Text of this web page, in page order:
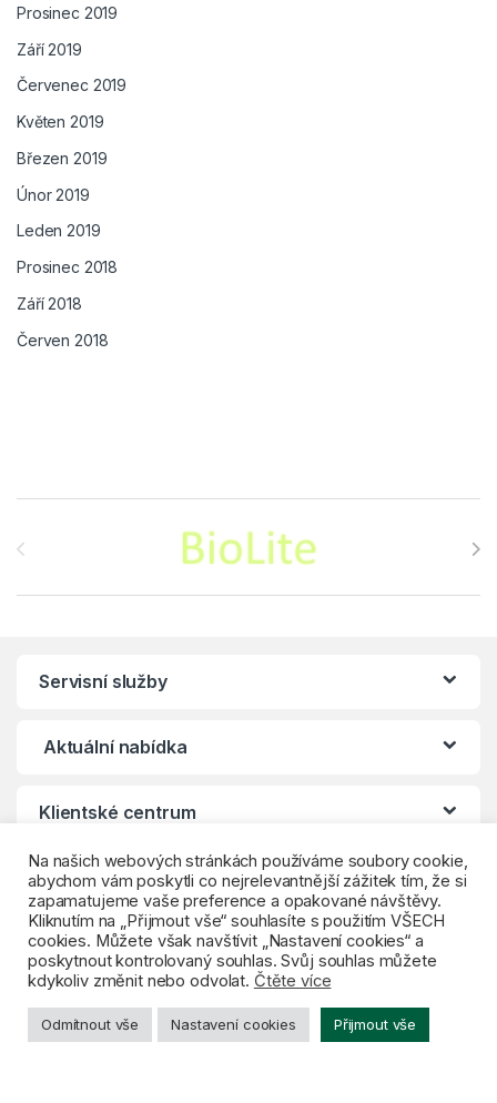
Prosinec 2019
Září 2019
Červenec 2019
Květen 2019
Březen 2019
Únor 2019
Leden 2019
Prosinec 2018
Září 2018
Červen 2018
Servisní služby
Aktuální nabídka
Klientské centrum
Máte otázky? Zavolejte nám:
+420 261 009 161
Na našich webových stránkách používáme soubory cookie,
abychom vám poskytli co nejrelevantnější zážitek tím, že si
zapamatujeme vaše preference a opakované návštěvy.
Kliknutím na „Přijmout vše“ souhlasíte s použitím VŠECH
cookies. Můžete však navštívit „Nastavení cookies“ a
poskytnout kontrolovaný souhlas. Svůj souhlas můžete
kdykoliv změnit nebo odvolat. Čtěte více
Odmítnout vše Nastavení cookies Přijmout vše